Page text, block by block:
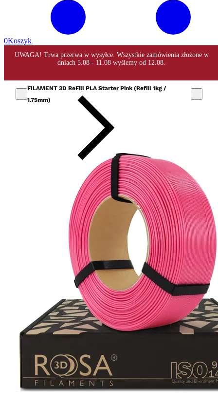
0Koszyk
FILAMENT 3D ReFill PLA Starter Pink (Refill 1kg /
1.75mm)